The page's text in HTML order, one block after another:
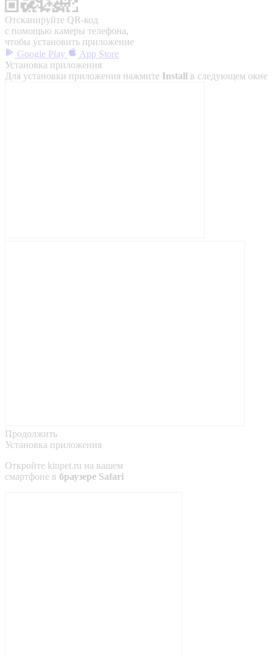
Отсканируйте QR-код
с помощью камеры телефона,
чтобы установить приложение
Google Play
App Store
Установка приложения
Для установки приложения нажмите Install в следующем окне
Продолжить
Установка приложения
Откройте kinpet.ru на вашем
смартфоне в браузере Safari